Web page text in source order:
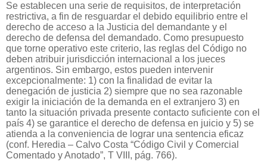
Se establecen una serie de requisitos, de interpretación
restrictiva, a fin de resguardar el debido equilibrio entre el
derecho de acceso a la Justicia del demandante y el
derecho de defensa del demandado. Como presupuesto
que torne operativo este criterio, las reglas del Código no
deben atribuir jurisdicción internacional a los jueces
argentinos. Sin embargo, estos pueden intervenir
excepcionalmente: 1) con la finalidad de evitar la
denegación de justicia 2) siempre que no sea razonable
exigir la iniciación de la demanda en el extranjero 3) en
tanto la situación privada presente contacto suficiente con el
país 4) se garantice el derecho de defensa en juicio y 5) se
atienda a la conveniencia de lograr una sentencia eficaz
(conf. Heredia – Calvo Costa “Código Civil y Comercial
Comentado y Anotado”, T VIII, pág. 766).